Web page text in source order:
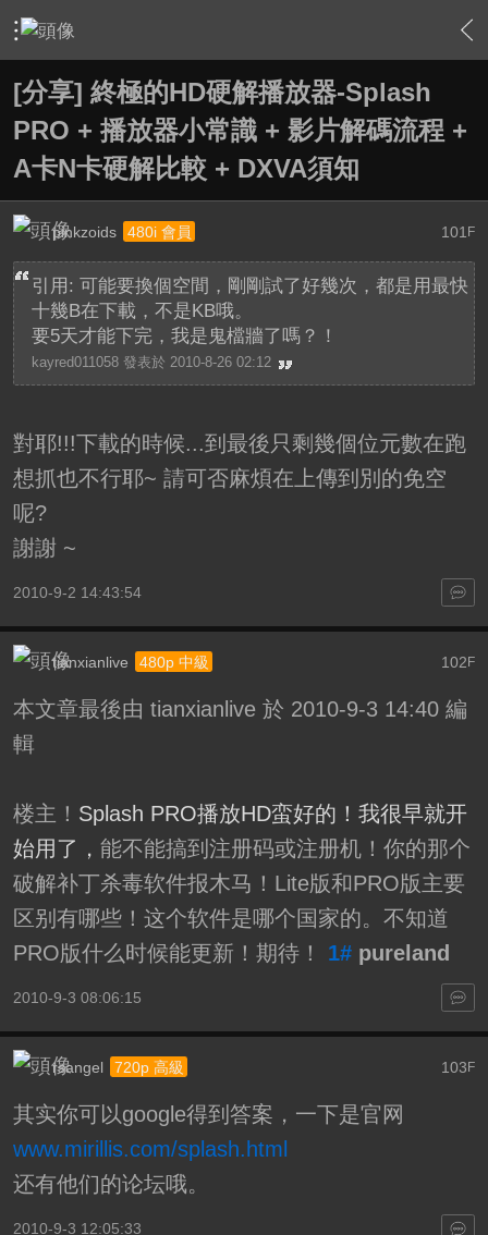
› 軟硬體相關技術 › HTPC 相關軟硬體技術及運用 › 內容
[分享] 終極的HD硬解播放器-Splash
PRO + 播放器小常識 + 影片解碼流程 +
A卡N卡硬解比較 + DXVA須知
101 F
pinkzoids 480i 會員
引用: 可能要換個空間，剛剛試了好幾次，都是用最快
十幾B在下載，不是KB哦。
要5天才能下完，我是鬼檔牆了嗎？！
kayred011058 發表於 2010-8-26 02:12
對耶!!!下載的時候...到最後只剩幾個位元數在跑
想抓也不行耶~ 請可否麻煩在上傳到別的免空
呢?
謝謝 ~
2010-9-2 14:43:54
102F
tianxianlive 480p 中級
本文章最後由 tianxianlive 於 2010-9-3 14:40 編
輯
楼主！ Splash PRO播放HD蛮好的！我很早就开
始用了， 能不能搞到注册码或注册机！你的那个
破解补丁杀毒软件报木马！Lite版和PRO版主要
区别有哪些！这个软件是哪个国家的。不知道
PRO版什么时候能更新！期待！
1# pureland
2010-9-3 08:06:15
103F
rsangel 720p 高級
其实你可以google得到答案，一下是官网
www.mirillis.com/splash.html
还有他们的论坛哦。
2010-9-3 12:05:33